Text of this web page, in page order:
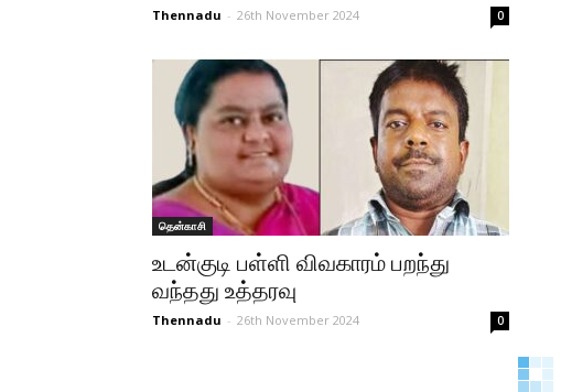
Thennadu - 26th November 2024 0
தென்காசி
உடன்குடி பள்ளி விவகாரம் பறந்து
வந்தது உத்தரவு
Thennadu - 26th November 2024 0